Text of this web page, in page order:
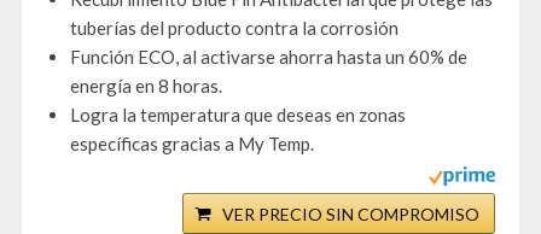
tuberías del producto contra la corrosión
Función ECO, al activarse ahorra hasta un 60% de
energía en 8 horas.
Logra la temperatura que deseas en zonas
específicas gracias a My Temp.
VER PRECIO SIN COMPROMISO